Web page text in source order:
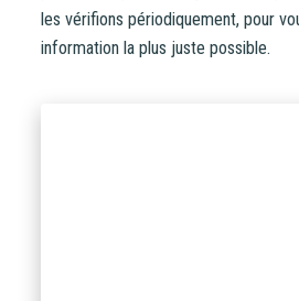
les vérifions périodiquement, pour
information la plus juste possible.